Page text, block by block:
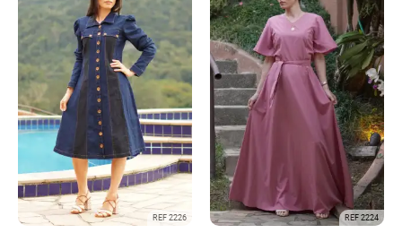
REF 2226 REF 2224